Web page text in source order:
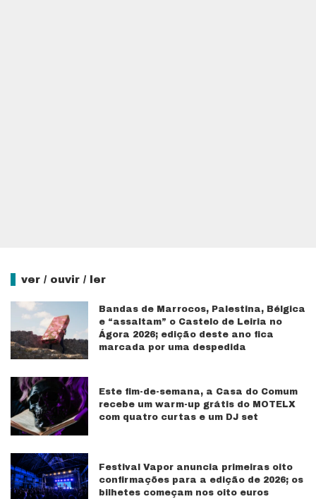
ver / ouvir / ler
Bandas de Marrocos, Palestina, Bélgica
e “assaltam” o Castelo de Leiria no
Ágora 2026; edição deste ano fica
marcada por uma despedida
Este fim-de-semana, a Casa do Comum
recebe um warm-up grátis do MOTELX
com quatro curtas e um DJ set
Festival Vapor anuncia primeiras oito
confirmações para a edição de 2026; os
bilhetes começam nos oito euros